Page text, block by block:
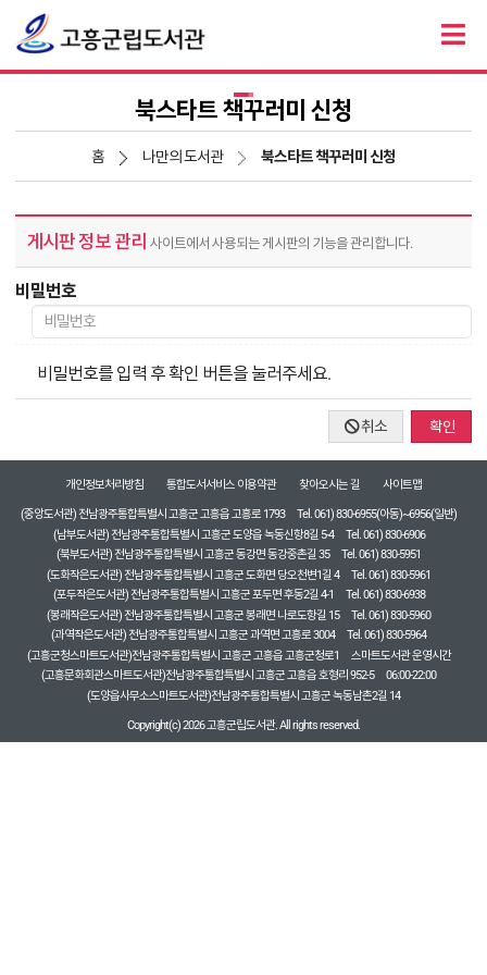
북스타트 책꾸러미 신청
홈 나만의 도서관 북스타트 책꾸러미 신청
게시판 정보 관리 사이트에서 사용되는 게시판의 기능을 관리합니다.
비밀번호
비밀번호를 입력 후 확인 버튼을 눌러주세요.
취소 확인
개인정보처리방침 통합도서서비스 이용약관 찾아오시는 길 사이트맵
(중앙도서관) 전남광주통합특별시 고흥군 고흥읍 고흥로 1793
Tel. 061) 830-6955(아동)~6956(일반)
(남부도서관) 전남광주통합특별시 고흥군 도양읍 녹동신항8길 5-4
Tel. 061) 830-6906
(북부도서관) 전남광주통합특별시 고흥군 동강면 동강중촌길 35
Tel. 061) 830-5951
(도화작은도서관) 전남광주통합특별시 고흥군 도화면 당오천변1길 4
Tel. 061) 830-5961
(포두작은도서관) 전남광주통합특별시 고흥군 포두면 후동2길 4-1
Tel. 061) 830-6938
(봉래작은도서관) 전남광주통합특별시 고흥군 봉래면 나로도항길 15
Tel. 061) 830-5960
(과역작은도서관) 전남광주통합특별시 고흥군 과역면 고흥로 3004
Tel. 061) 830-5964
(고흥군청스마트도서관)전남광주통합특별시 고흥군 고흥읍 고흥군청로1
스마트도서관 운영시간
(고흥문화회관스마트도서관)전남광주통합특별시 고흥군 고흥읍 호형리 952-5
06:00-22:00
(도양읍사무소스마트도서관)전남광주통합특별시 고흥군 녹동남촌2길 14
Copyright(c) 2026 고흥군립도서관. All rights reserved.